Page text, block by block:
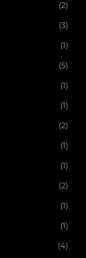
(2)
(3)
(1)
(5)
(1)
(1)
(2)
(1)
(1)
(2)
(1)
(1)
(4)